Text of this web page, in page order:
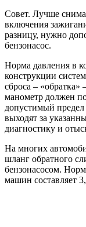
Совет. Лучше
включения
разницу, нужно
бензонасос.
Норма давления в
конструкции
сброса – «обратка»
манометр должен
допустимый
выходят за
диагностику и
На многих
шланг обратного
бензонасосом.
машин составляет